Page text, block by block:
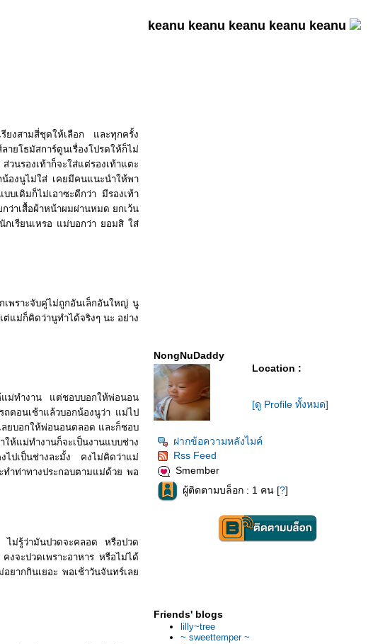
keanu keanu keanu keanu keanu
รียงสามสี่ชุดให้เลือก และทุกครั้ง
ยโธมัสการ์ตูนเรื่องโปรดให้ก็ไม่
วนรองเท้าก็จะใส่แต่รองเท้าแตะ
น้องนูไม่ใส่ เคยมีคนแนะนำให้พา
บเดิมก็ไม่เอาซะดีกว่า มีรองเท้า
ว่าเสื้อผ้าหน้าผมผ่านหมด ยกเว้น
กเรียนเหรอ แม่บอกว่า ยอมสิ ใส่
เพราะจับคู่ไม่ถูกอันเล็กอันใหญ่ นู
แม่ก็คิดว่านูทำได้จริงๆ นะ อย่าง
ม่ทำงาน แต่ชอบบอกให้พ่อนอน
ตอนเช้าแล้วบอกน้องนูว่า แม่ไป
ลยบอกให้พ่อนอนตลอด และก็ชอบ
ห้แม่ทำงานก็จะเป็นงานแบบช่าง
ไปเป็นช่างละมั้ง คงไม่คิดว่าแม่
ทำท่าทางประกอบตามแม่ด้วย พอ
ไม่รู้ว่ามันปวดจะคลอด หรือปวด
งจะปวดเพราะอาหาร หรือไม่ได้
อยากกินเยอะ พอเช้าวันจันทร์เล
NongNuDaddy
Location :
[ดู Profile ทั้งหมด]
ฝากข้อความหลังไมค์
Rss Feed
Smember
ผู้ติดตามบล็อก : 1 คน [?]
Friends' blogs
lilly~tree
~ sweettemper ~